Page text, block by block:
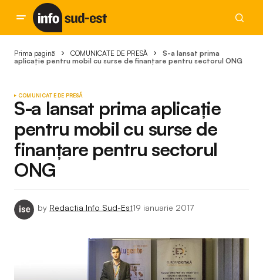
Prima pagină COMUNICATE DE PRESĂ
S-a lansat prima
aplicaţie pentru mobil cu surse de finanţare pentru sectorul ONG
COMUNICATE DE PRESĂ
S-a lansat prima aplicaţie
pentru mobil cu surse de
finanţare pentru sectorul
ONG
by Redactia Info Sud-Est19 ianuarie 2017